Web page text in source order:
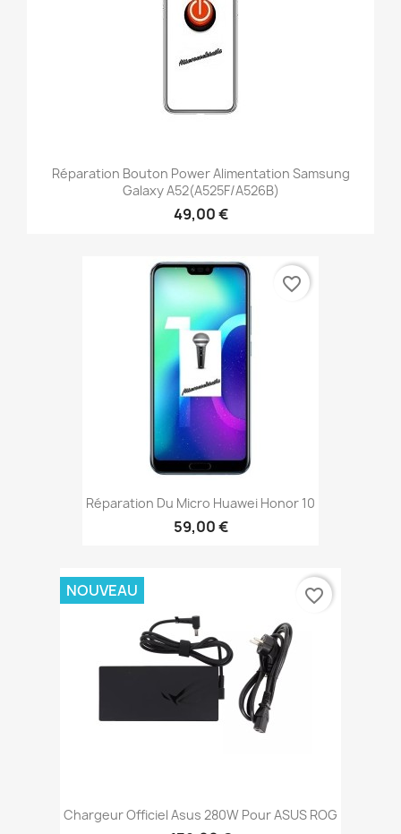
Réparation Bouton Power Alimentation Samsung
Galaxy A52(A525F/A526B)
49,00 €
Réparation Du Micro Huawei Honor 10
59,00 €
favorite_border
Chargeur Officiel Asus 280W Pour ASUS ROG
NOUVEAU favorite_border